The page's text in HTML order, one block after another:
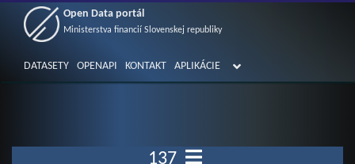
Open Data portál
Ministerstva financií Slovenskej republiky
DATASETY OPENAPI KONTAKT APLIKÁCIE
137